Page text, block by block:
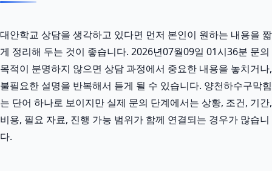
대안학교 상담을 생각하고 있다면 먼저 본인이 원하는 내용을 짧
게 정리해 두는 것이 좋습니다. 2026년07월09일 01시36분 문의
목적이 분명하지 않으면 상담 과정에서 중요한 내용을 놓치거나,
불필요한 설명을 반복해서 듣게 될 수 있습니다. 양천하수구막힘
는 단어 하나로 보이지만 실제 문의 단계에서는 상황, 조건, 기간,
비용, 필요 자료, 진행 가능 범위가 함께 연결되는 경우가 많습니
다.